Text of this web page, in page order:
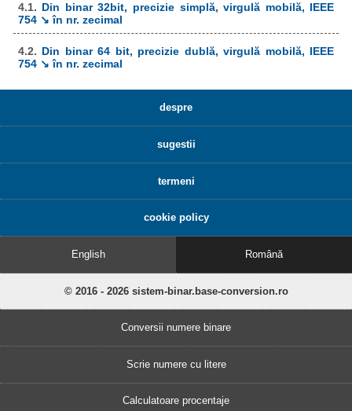
4.1. Din binar 32bit, precizie simplă, virgulă mobilă, IEEE
754 ↘ în nr. zecimal
4.2. Din binar 64 bit, precizie dublă, virgulă mobilă, IEEE
754 ↘ în nr. zecimal
despre
sugestii
termeni
cookie policy
English Română
© 2016 - 2026 sistem-binar.base-conversion.ro
Conversii numere binare
Scrie numere cu litere
Calculatoare procentaje